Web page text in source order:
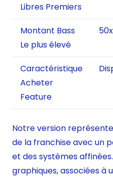
Libres Premiers
Montant Bass
Le plus élevé
50x
Caractéristique
Acheter
Feature
Notre version
de la franchise avec un
et des systèmes
graphiques, associées à